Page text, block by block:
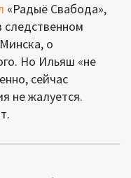
«Радыё Свабода»,
о
Но Ильяш «не
сейчас
не жалуется.